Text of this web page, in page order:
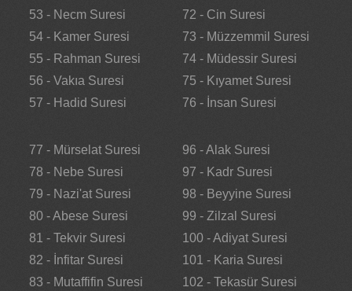
53 - Necm Suresi
54 - Kamer Suresi
55 - Rahman Suresi
56 - Vakıa Suresi
57 - Hadid Suresi
72 - Cin Suresi
73 - Müzzemmil Suresi
74 - Müdessir Suresi
75 - Kıyamet Suresi
76 - İnsan Suresi
77 - Mürselat Suresi
78 - Nebe Suresi
79 - Nazi'at Suresi
80 - Abese Suresi
81 - Tekvir Suresi
82 - İnfitar Suresi
83 - Mutaffifin Suresi
96 - Alak Suresi
97 - Kadr Suresi
98 - Beyyine Suresi
99 - Zilzal Suresi
100 - Adiyat Suresi
101 - Karia Suresi
102 - Tekasür Suresi